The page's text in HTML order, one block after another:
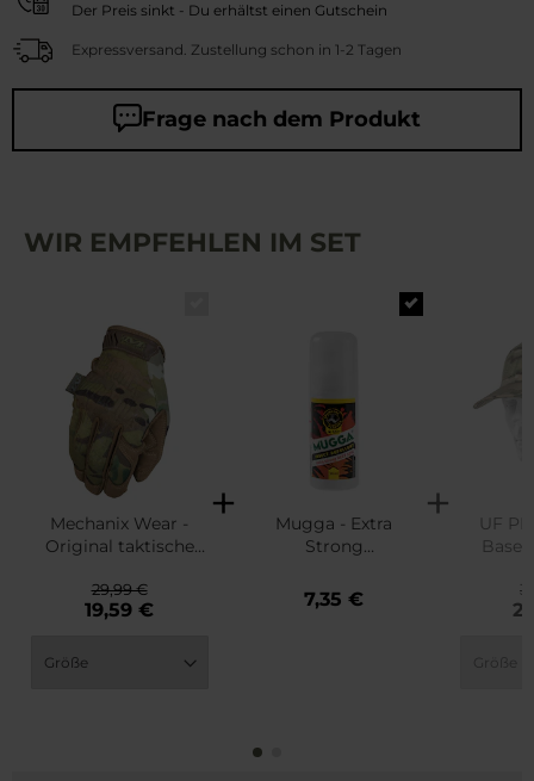
Der Preis sinkt - Du erhältst einen Gutschein
Expressversand. Zustellung schon in 1-2 Tagen
Frage nach dem Produkt
WIR EMPFEHLEN IM SET
Mechanix Wear -
Original taktische
MultiCam
19,59 €
29,99 €
Mugga - Extra
Strong
on 50% DEET - 50 ml
7,35 €
UF
Base